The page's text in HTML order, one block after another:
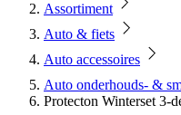
Assortiment
Auto & fiets
Auto accessoires
Auto onderhouds- &
Protecton Winterset 3-